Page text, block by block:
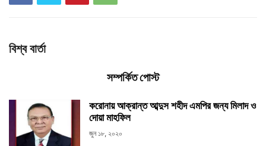
বিশ্ব বার্তা
সম্পর্কিত পোস্ট
করোনায় আক্রান্ত আব্দুস শহীদ এমপির জন্য মিলাদ ও
দোয়া মাহফিল
জুন ১৮, ২০২০